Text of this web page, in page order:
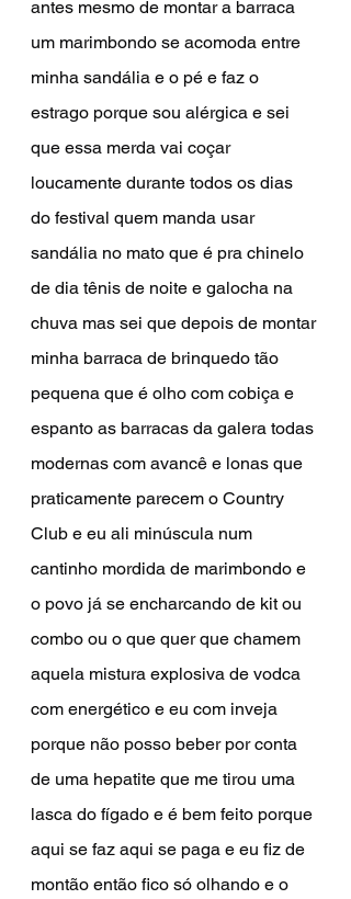
antes mesmo de montar a barraca
um marimbondo se acomoda entre
minha sandália e o pé e faz o
estrago porque sou alérgica e sei
que essa merda vai coçar
loucamente durante todos os dias
do festival quem manda usar
sandália no mato que é pra chinelo
de dia tênis de noite e galocha na
chuva mas sei que depois de montar
minha barraca de brinquedo tão
pequena que é olho com cobiça e
espanto as barracas da galera todas
modernas com avancê e lonas que
praticamente parecem o Country
Club e eu ali minúscula num
cantinho mordida de marimbondo e
o povo já se encharcando de kit ou
combo ou o que quer que chamem
aquela mistura explosiva de vodca
com energético e eu com inveja
porque não posso beber por conta
de uma hepatite que me tirou uma
lasca do fígado e é bem feito porque
aqui se faz aqui se paga e eu fiz de
montão então fico só olhando e o